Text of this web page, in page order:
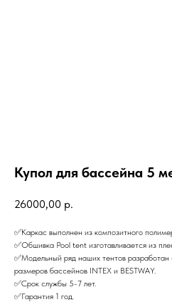
Купол для бассейна 5
26000,00 р.
✅️Каркас выполнен из композитного
✅️Обшивка Рооl tеnt изготавливается из
✅️Модельный ряд наших тентов разработан
размеров бассейнов INТЕХ и ВЕSТWАY.
✅️Срок службы 5-7 лет.
✅️Гарантия 1 год.